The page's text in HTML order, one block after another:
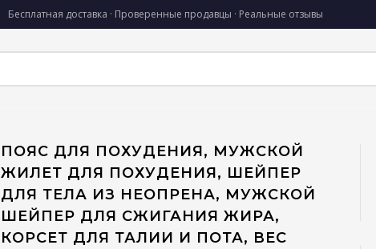
Бесплатная доставка · Проверенные продавцы · Реальные отзывы
ПОЯС ДЛЯ ПОХУДЕНИЯ, МУЖСКОЙ
ЖИЛЕТ ДЛЯ ПОХУДЕНИЯ, ШЕЙПЕР
ДЛЯ ТЕЛА ИЗ НЕОПРЕНА, МУЖСКОЙ
ШЕЙПЕР ДЛЯ СЖИГАНИЯ ЖИРА,
КОРСЕТ ДЛЯ ТАЛИИ И ПОТА, ВЕС